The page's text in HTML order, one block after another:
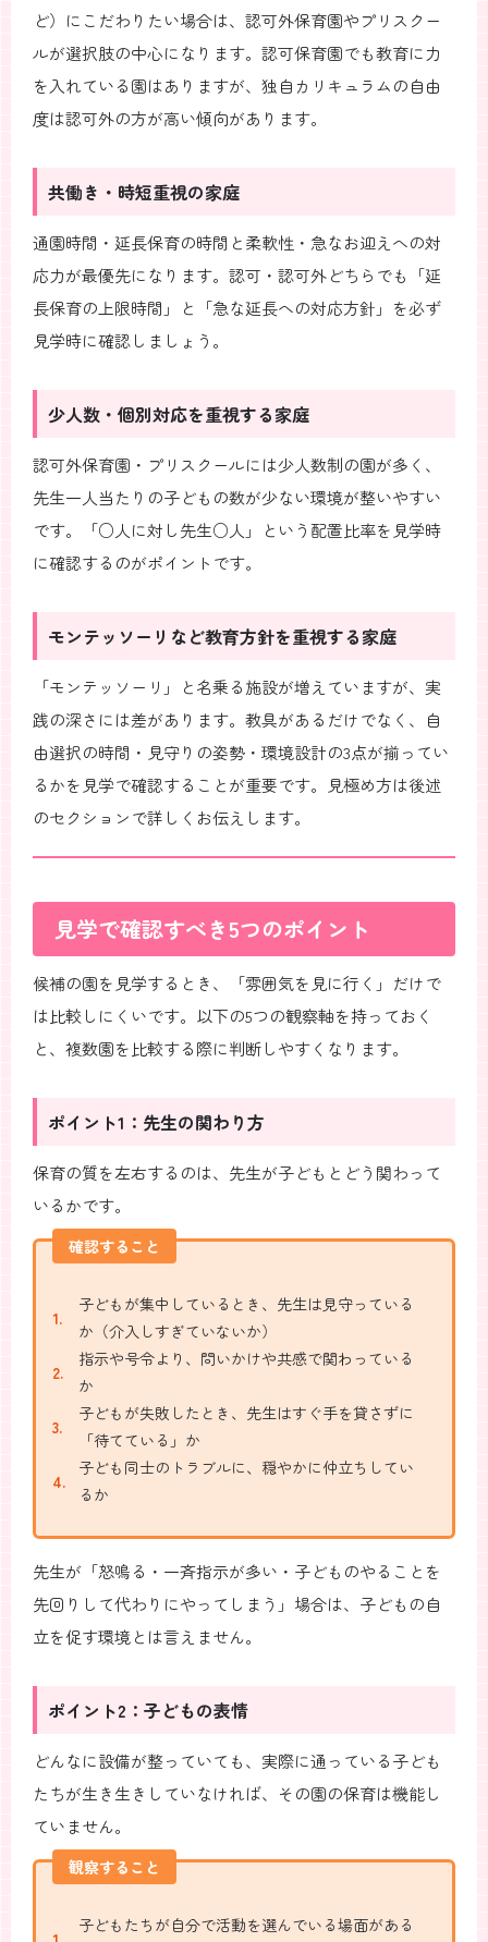
ど）にこだわりたい場合は、認可外保育園やプリスクー
ルが選択肢の中心になります。認可保育園でも教育に力
を入れている園はありますが、独自カリキュラムの自由
度は認可外の方が高い傾向があります。
共働き・時短重視の家庭
通園時間・延長保育の時間と柔軟性・急なお迎えへの対
応力が最優先になります。認可・認可外どちらでも「延
長保育の上限時間」と「急な延長への対応方針」を必ず
見学時に確認しましょう。
少人数・個別対応を重視する家庭
認可外保育園・プリスクールには少人数制の園が多く、
先生一人当たりの子どもの数が少ない環境が整いやすい
です。「○人に対し先生○人」という配置比率を見学時
に確認するのがポイントです。
モンテッソーリなど教育方針を重視する家庭
「モンテッソーリ」と名乗る施設が増えていますが、実
践の深さには差があります。教具があるだけでなく、自
由選択の時間・見守りの姿勢・環境設計の3点が揃ってい
るかを見学で確認することが重要です。見極め方は後述
のセクションで詳しくお伝えします。
見学で確認すべき5つのポイント
候補の園を見学するとき、「雰囲気を見に行く」だけで
は比較しにくいです。以下の5つの観察軸を持っておく
と、複数園を比較する際に判断しやすくなります。
ポイント1：先生の関わり方
保育の質を左右するのは、先生が子どもとどう関わって
いるかです。
確認すること
子どもが集中しているとき、先生は見守っている
か（介入しすぎていないか）
指示や号令より、問いかけや共感で関わっている
か
子どもが失敗したとき、先生はすぐ手を貸さずに
「待てている」か
子ども同士のトラブルに、穏やかに仲立ちしてい
るか
先生が「怒鳴る・一斉指示が多い・子どものやることを
先回りして代わりにやってしまう」場合は、子どもの自
立を促す環境とは言えません。
ポイント2：子どもの表情
どんなに設備が整っていても、実際に通っている子ども
たちが生き生きしていなければ、その園の保育は機能し
ていません。
観察すること
子どもたちが自分で活動を選んでいる場面がある